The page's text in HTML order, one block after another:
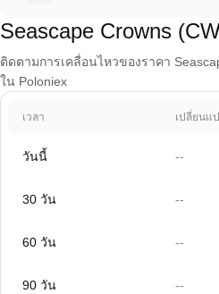
Seascape Crowns
ติดตามการเคลื่อนไหวของราคา
ใน Poloniex
เวลา เปลี่ยนแ
วันนี้ --
30 วัน --
60 วัน --
90 วัน --